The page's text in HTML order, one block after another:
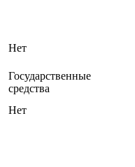
Нет
Государственные
средства
Нет